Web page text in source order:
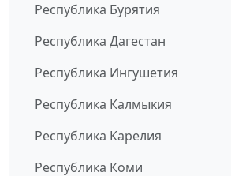
Республика Бурятия
Республика Дагестан
Республика Ингушетия
Республика Калмыкия
Республика Карелия
Республика Коми